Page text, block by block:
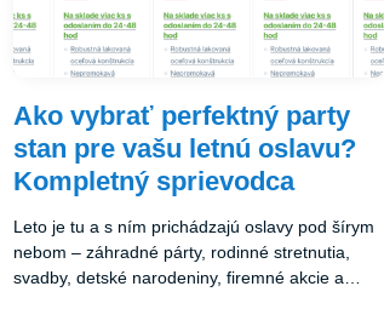
Ako vybrať perfektný party
stan pre vašu letnú oslavu?
Kompletný sprievodca
Leto je tu a s ním prichádzajú oslavy pod šírym
nebom – záhradné párty, rodinné stretnutia,
svadby, detské narodeniny, firemné akcie a